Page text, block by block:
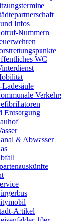
Infos
Nummern
WC
Ladesäule
Entsorgung
& Abwasser
Artikel